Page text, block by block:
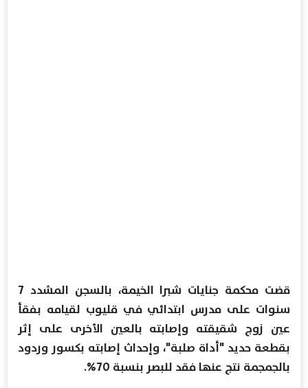
قضت محكمة جنايات شبرا الخيمة، بالسجن المشدد 7
سنوات على مدرس ابتدائي في قليوب لقيامه بفقأ
عين زوج شقيقته وإصابته بالعين الأخرى على إثر
بقطعة حديد "أداة صلبة"، وإحداث إصابته بكسور وردود
بالجمجمة نتج عنها فقد للبصر بنسبة 70%.